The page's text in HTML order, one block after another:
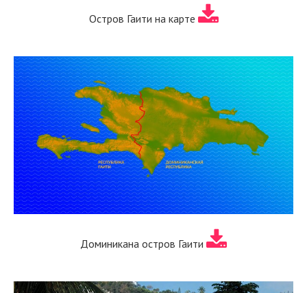
Остров Гаити на карте
Доминикана остров Гаити